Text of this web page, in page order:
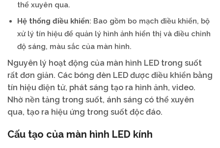
thể xuyên qua.
Hệ thống điều khiển: Bao gồm bo mạch điều khiển, bộ
xử lý tín hiệu để quản lý hình ảnh hiển thị và điều chỉnh
độ sáng, màu sắc của màn hình.
Nguyên lý hoạt động của màn hình LED trong suốt
rất đơn giản. Các bóng đèn LED được điều khiển bằng
tín hiệu điện tử, phát sáng tạo ra hình ảnh, video.
Nhờ nền tảng trong suốt, ánh sáng có thể xuyên
qua, tạo ra hiệu ứng trong suốt độc đáo.
Cấu tạo của màn hình LED kính